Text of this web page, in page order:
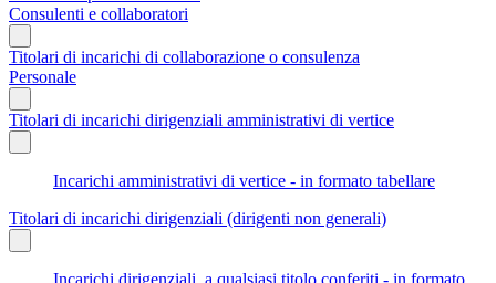
Consulenti e collaboratori
Titolari di incarichi di collaborazione o consulenza
Personale
Titolari di incarichi dirigenziali amministrativi di vertice
Incarichi amministrativi di vertice - in formato tabellare
Titolari di incarichi dirigenziali (dirigenti non generali)
Incarichi dirigenziali, a qualsiasi titolo conferiti - in formato